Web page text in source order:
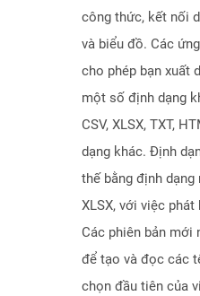
công thức, kết nối
và biểu đồ. Các
cho phép bạn xuất
một số định dạng
CSV, XLSX, TXT,
dạng khác. Định
thế bằng định
XLSX, với việc
Các phiên bản mới
để tạo và đọc các
chọn đầu tiên của